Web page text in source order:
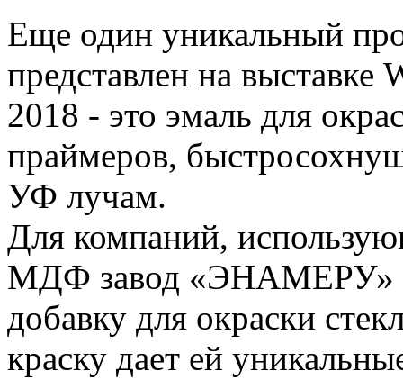
Еще один уникальный
представлен на
2018 - это эмаль для
праймеров,
УФ лучам.
Для компаний,
МДФ завод «ЭНАМЕРУ»
добавку для окраски
краску дает ей